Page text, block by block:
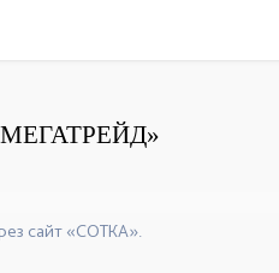
сайт «СОТКА».